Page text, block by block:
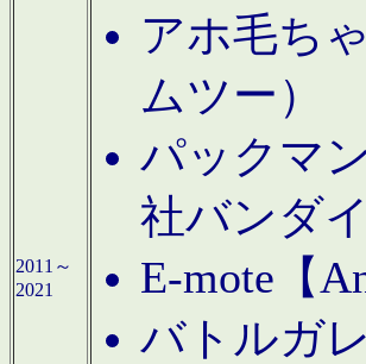
2011～
2021
アホ毛ち
ムツー）
パックマ
社バンダ
E-mote【
バトルガ